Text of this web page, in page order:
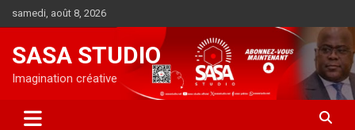
au
samedi, août 8, 2026
SASA STUDIO
Imagination créative